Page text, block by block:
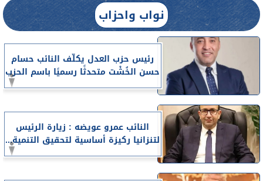
نواب واحزاب
رئيس حزب العدل يكلّف النائب حسام
حسن الخُشْت متحدثًا رسميًا باسم الحزب
النائب عمرو عويضه : زيارة الرئيس
لتنزانيا ركيزة أساسية لتحقيق التنمية...